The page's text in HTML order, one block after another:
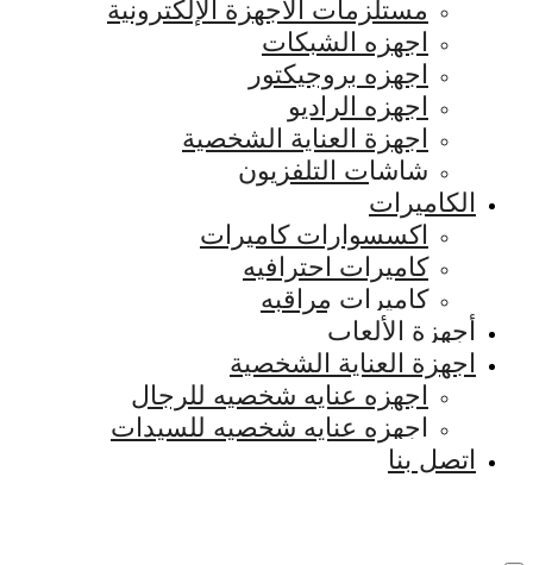
مستلزمات الأجهزة الإلكترونية
اجهزه الشبكات
اجهزه بروجيكتور
اجهزه الراديو
اجهزة العناية الشخصية
شاشات التلفزيون
الكاميرات
اكسسوارات كاميرات
كاميرات احترافيه
كاميرات مراقبه
أجهزة الألعاب
اجهزة العناية الشخصية
اجهزه عنايه شخصيه للرجال
اجهزه عنايه شخصيه للسيدات
اتصل بنا